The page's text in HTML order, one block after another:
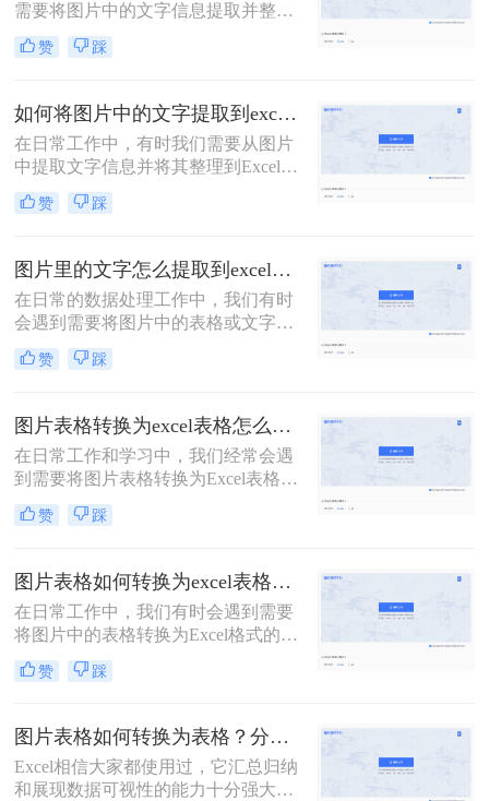
需要将图片中的文字信息提取并整理
到表格中的情况。那么图片里的文字
怎么提取到表格里呢？下面介绍三种
标。
赞 踩
如何将图片中的文字提取到excel？推荐这2个方法，一学就会！
在日常工作中，有时我们需要从图片
中提取文字信息并将其整理到Excel表
格中，以便进行数据分析和处理。虽
然这听起来可能有些复杂，但借助一
得相对简单。那么如何将图片中的文
字提取到excel呢？以下是将图片中的
文字提取到Excel的几种方法。
赞 踩
图片里的文字怎么提取到excel？这2招方法新手也能快速学会！
在日常的数据处理工作中，我们有时
会遇到需要将图片中的表格或文字信
息提取到Excel中的情况。这一过程可
能听起来有些复杂，但实际上，借助
成这一任务。那么图片里的文字怎么
提取到excel呢？本文将为您介绍几种
将图片中的文字高效提取到Excel的方
法。
赞 踩
图片表格转换为excel表格怎么做？试试这个在线转换工具！
在日常工作和学习中，我们经常会遇
到需要将图片表格转换为Excel表格的
情况。这时候，如何快速、准确地将
图片中的数据提取到Excel中，成为了
为excel表格怎么做呢？下面，我将为
大家介绍一种简单而高效的方法，帮
助您实现这一目标。
赞 踩
图片表格如何转换为excel表格？试试看这3个方法！
在日常工作中，我们有时会遇到需要
将图片中的表格转换为Excel格式的需
求。这些表格可能来自于报告、网页
截图或是其他来源，而将其转换为
和处理。那么图片表格如何转换为
excel表格呢？下面将介绍三种实用的
方法来实现这一需求。
赞 踩
图片表格如何转换为表格？分享二种简单的方法！
Excel相信大家都使用过，它汇总归纳
和展现数据可视性的能力十分强大。